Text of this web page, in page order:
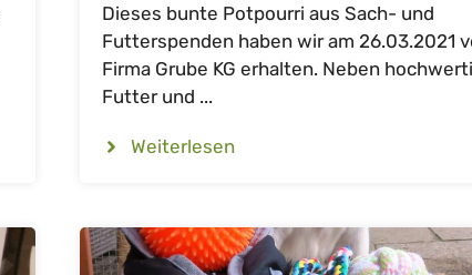
Dieses bunte Potpourri aus Sach- und
Futterspenden haben wir am 26.03.2021
Firma Grube KG erhalten. Neben
Futter und ...
Weiterlesen